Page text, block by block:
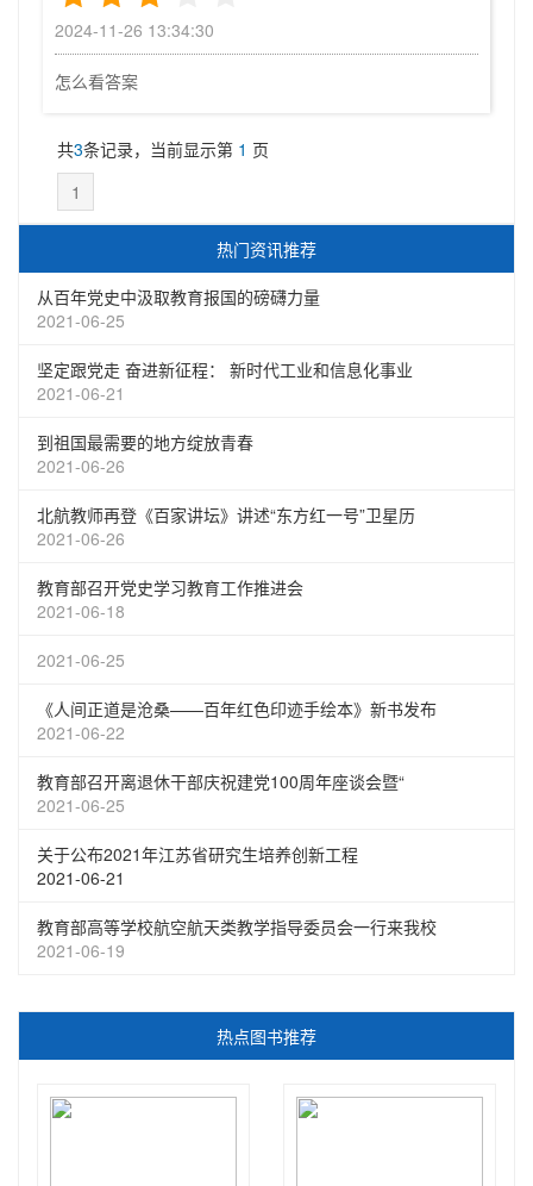
2024-11-26 13:34:30
怎么看答案
共3条记录，当前显示第 1 页
1
热门资讯推荐
从百年党史中汲取教育报国的磅礴力量
2021-06-25
坚定跟党走 奋进新征程： 新时代工业和信息化事业
2021-06-21
到祖国最需要的地方绽放青春
2021-06-26
北航教师再登《百家讲坛》讲述“东方红一号”卫星历
2021-06-26
教育部召开党史学习教育工作推进会
2021-06-18
2021-06-25
《人间正道是沧桑——百年红色印迹手绘本》新书发布
2021-06-22
教育部召开离退休干部庆祝建党100周年座谈会暨“
2021-06-25
关于公布2021年江苏省研究生培养创新工程
2021-06-21
教育部高等学校航空航天类教学指导委员会一行来我校
2021-06-19
热点图书推荐